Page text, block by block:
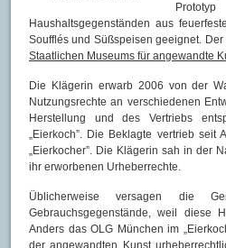
Haushaltsgegenständen aus
Soufflés und Süßspeisen geeignet. Der
Staatlichen Museums für angewandte
Die Klägerin erwarb 2006 von der
Nutzungsrechte an verschiedenen
Herstellung und des Vertriebs
„Eierkoch”. Die Beklagte vertrieb
„Eierkocher”. Die Klägerin sah in der
ihr erworbenen Urheberrechte.
Üblicherweise versagen die
Gebrauchsgegenstände, weil diese
Anders das OLG München im